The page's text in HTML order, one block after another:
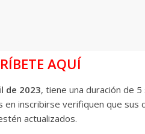
AQUÍ
de 2023, tiene una duración de 5
inscribirse verifiquen que sus
actualizados.